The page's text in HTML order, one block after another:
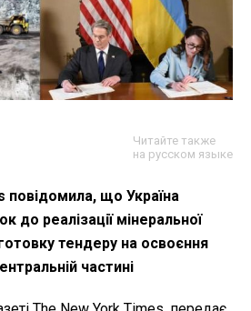
Читайте также
на русском языке
повідомила, що Україна
до реалізації мінеральної
тендеру на освоєння
частині